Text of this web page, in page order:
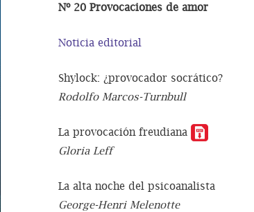
Nº 20 Provocaciones de amor
Noticia editorial
Shylock: ¿provocador socrático?
Rodolfo Marcos-Turnbull
La provocación freudiana
Gloria Leff
La alta noche del psicoanalista
George-Henri Melenotte